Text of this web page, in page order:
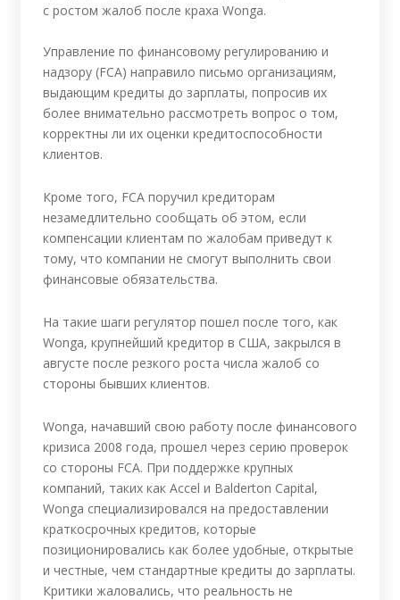
с ростом жалоб после краха Wonga.
Управление по финансовому регулированию и
надзору (FCA) направило письмо организациям,
выдающим кредиты до зарплаты, попросив их
более внимательно рассмотреть вопрос о том,
корректны ли их оценки кредитоспособности
клиентов.
Кроме того, FCA поручил кредиторам
незамедлительно сообщать об этом, если
компенсации клиентам по жалобам приведут к
тому, что компании не смогут выполнить свои
финансовые обязательства.
На такие шаги регулятор пошел после того, как
Wonga, крупнейший кредитор в США, закрылся в
августе после резкого роста числа жалоб со
стороны бывших клиентов.
Wonga, начавший свою работу после финансового
кризиса 2008 года, прошел через серию проверок
со стороны FCA. При поддержке крупных
компаний, таких как Accel и Balderton Capital,
Wonga специализировался на предоставлении
краткосрочных кредитов, которые
позиционировались как более удобные, открытые
и честные, чем стандартные кредиты до зарплаты.
Критики жаловались, что реальность не